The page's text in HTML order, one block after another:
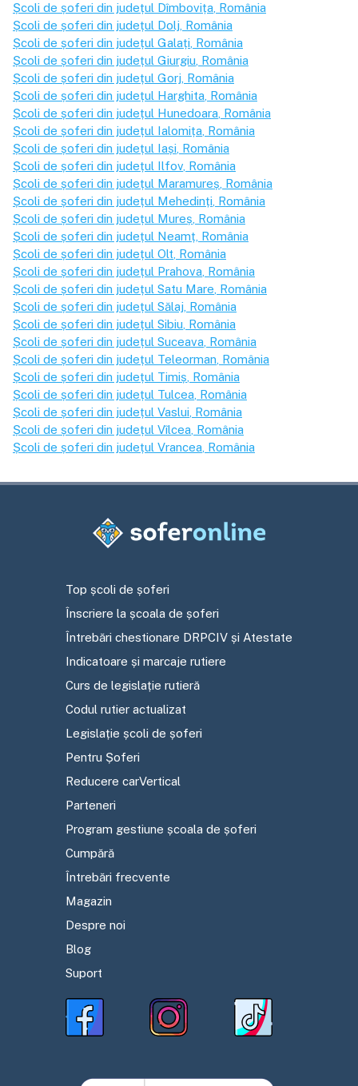
Școli de șoferi din județul Dîmbovița , România
Școli de șoferi din județul Dolj , România
Școli de șoferi din județul Galați , România
Școli de șoferi din județul Giurgiu , România
Școli de șoferi din județul Gorj , România
Școli de șoferi din județul Harghita , România
Școli de șoferi din județul Hunedoara , România
Școli de șoferi din județul Ialomița , România
Școli de șoferi din județul Iași , România
Școli de șoferi din județul Ilfov , România
Școli de șoferi din județul Maramureș , România
Școli de șoferi din județul Mehedinți , România
Școli de șoferi din județul Mureș , România
Școli de șoferi din județul Neamț , România
Școli de șoferi din județul Olt , România
Școli de șoferi din județul Prahova , România
Școli de șoferi din județul Satu Mare , România
Școli de șoferi din județul Sălaj , România
Școli de șoferi din județul Sibiu , România
Școli de șoferi din județul Suceava , România
Școli de șoferi din județul Teleorman , România
Școli de șoferi din județul Timiș , România
Școli de șoferi din județul Tulcea , România
Școli de șoferi din județul Vaslui , România
Școli de șoferi din județul Vîlcea , România
Școli de șoferi din județul Vrancea , România
Top școli de șoferi
Înscriere la școala de șoferi
Întrebări chestionare DRPCIV și Atestate
Indicatoare și marcaje rutiere
Curs de legislație rutieră
Codul rutier actualizat
Legislație școli de șoferi
Pentru Șoferi
Reducere carVertical
Parteneri
Program gestiune școala de șoferi
Cumpără
Întrebări frecvente
Magazin
Despre noi
Blog
Suport